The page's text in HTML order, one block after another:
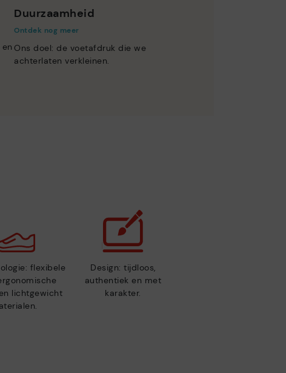
Duurzaamheid
Ontdek nog meer
Ons doel: de voetafdruk die we
achterlaten verkleinen.
flexibele
lichtgewicht
Design: tijdloos,
authentiek en met
karakter.